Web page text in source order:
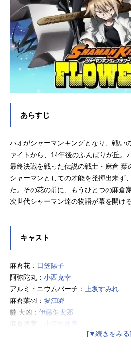
あらすじ
ハオがシャーマンキングとなり、戦い
ァイトから、14年後のふんばりが丘。
最終決戦を戦った伝説の戦士・麻倉 葉
シャーマンとしての才能を発揮出来ず
た。その花の前に、もうひとつの麻倉
次世代シャーマン達の物語が幕を開ける
キャスト
麻倉花： 日笠陽子
阿弥陀丸： 小西克幸
アルミ・ニウムバーチ：
上坂すみれ
麻倉葉羽： 堀江瞬
朧 大凶： 伊藤健太郎